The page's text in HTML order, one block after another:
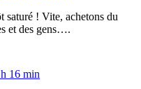
saturé ! Vite, achetons du
et des gens….
16 min